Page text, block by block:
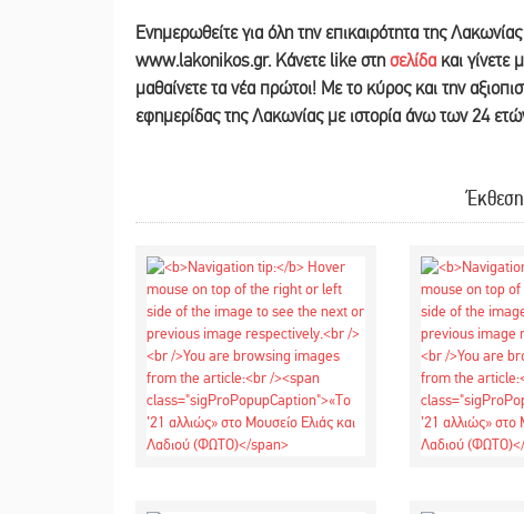
Ενημερωθείτε για όλη την επικαιρότητα της Λακωνίας
www.lakonikos.gr. Κάνετε like στη σελίδα και γίνετε
μαθαίνετε τα νέα πρώτοι! Με το κύρος και την
εφημερίδας της Λακωνίας με ιστορία άνω των 24